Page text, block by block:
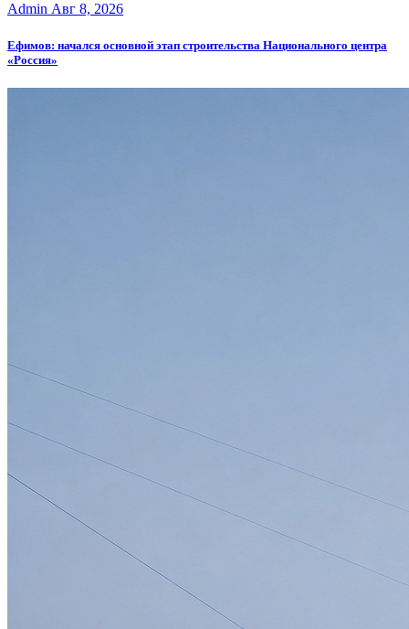
Admin Авг 8, 2026
Ефимов: начался основной этап строительства Национального центра
«Россия»